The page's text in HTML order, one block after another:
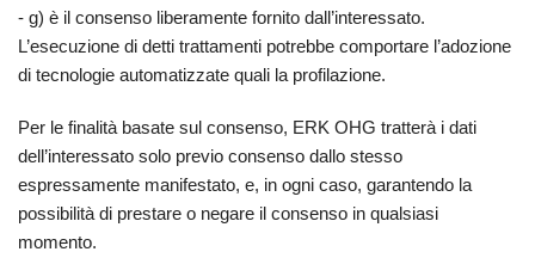
- g) è il consenso liberamente fornito dall’interessato.
L’esecuzione di detti trattamenti potrebbe comportare l’adozione
di tecnologie automatizzate quali la profilazione.
Per le finalità basate sul consenso, ERK OHG tratterà i dati
dell’interessato solo previo consenso dallo stesso
espressamente manifestato, e, in ogni caso, garantendo la
possibilità di prestare o negare il consenso in qualsiasi
momento.